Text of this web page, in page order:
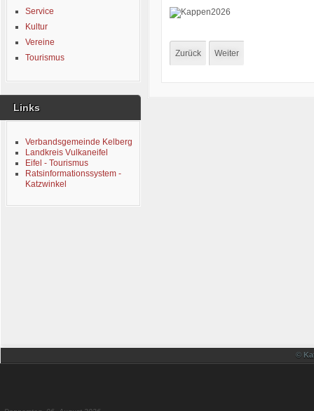
Service
Kultur
Vereine
Tourismus
Links
Verbandsgemeinde Kelberg
Landkreis Vulkaneifel
Eifel - Tourismus
Ratsinformationssystem -
Katzwinkel
Zurück Weiter
©